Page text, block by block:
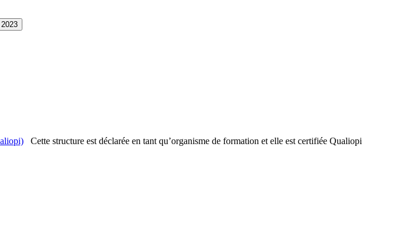
Cette structure est déclarée en tant qu’organisme de formation et elle est certifiée Qualiopi